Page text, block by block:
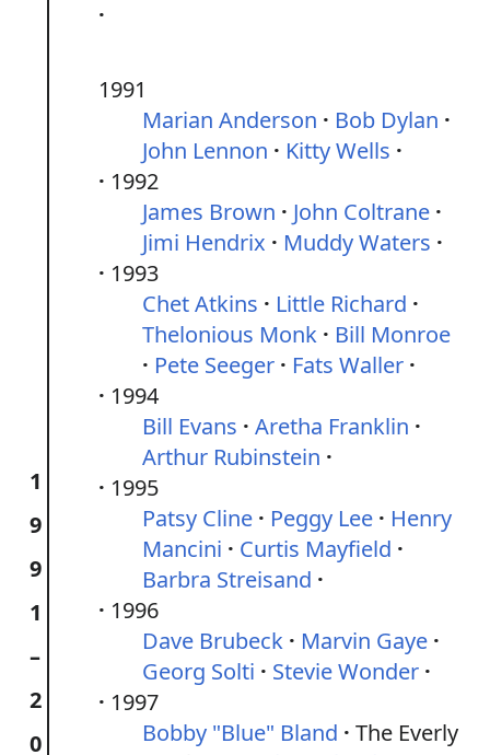
1
9
9
1
–
2
0
1991
Marian Anderson
Bob Dylan
John Lennon
Kitty Wells
1992
James Brown
John Coltrane
Jimi Hendrix
Muddy Waters
1993
Chet Atkins
Little Richard
Thelonious Monk
Bill Monroe
Pete Seeger
Fats Waller
1994
Bill Evans
Aretha Franklin
Arthur Rubinstein
1995
Patsy Cline
Peggy Lee
Henry
Mancini
Curtis Mayfield
Barbra Streisand
1996
Dave Brubeck
Marvin Gaye
Georg Solti
Stevie Wonder
1997
Bobby "Blue" Bland
The Everly